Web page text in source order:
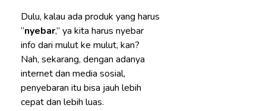
Dulu, kalau ada produk yang harus
“nyebar,” ya kita harus nyebar
info dari mulut ke mulut, kan?
Nah, sekarang, dengan adanya
internet dan media sosial,
penyebaran itu bisa jauh lebih
cepat dan lebih luas.